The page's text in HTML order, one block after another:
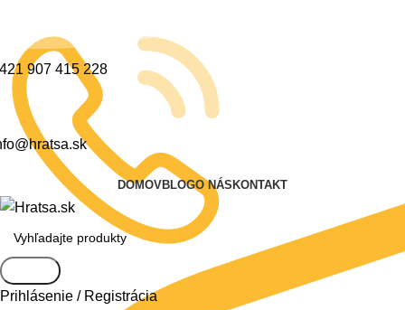
907 415 228
DOMOVBLOGO NÁS KONTAKT
Prihlásenie / Registrácia